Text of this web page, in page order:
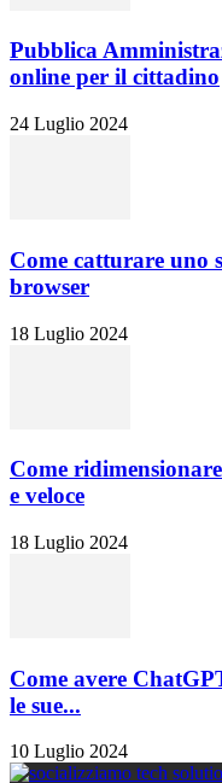
Pubblica
online per il cittadino
24 Luglio 2024
Come catturare uno
browser
18 Luglio 2024
Come
e veloce
18 Luglio 2024
Come avere
le sue...
10 Luglio 2024